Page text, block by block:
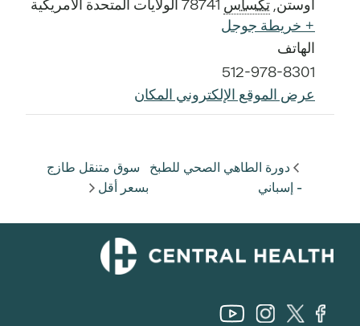
أوستن, تكساس 78741 الولايات المتحدة الأمريكية
+ خريطة جوجل
الهاتف
512-978-8301
عرض الموقع الإلكتروني المكان
دورة الطاهي الصحي للطبخ
- إسباني
سوق متنقل طازج
بسعر أقل